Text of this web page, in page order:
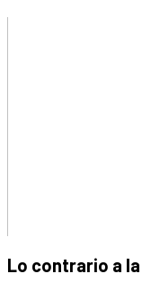
Lo contrario a